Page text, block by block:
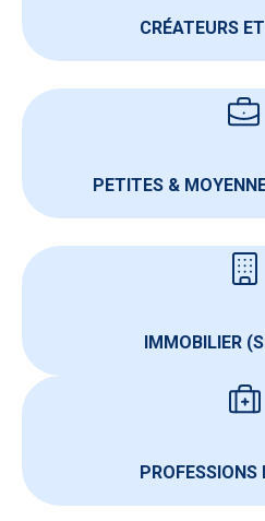
CRÉATEURS
PETITES &
IMMOBILIER
PROFESSIONS